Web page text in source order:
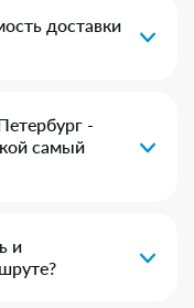
доставки
-
самый
и